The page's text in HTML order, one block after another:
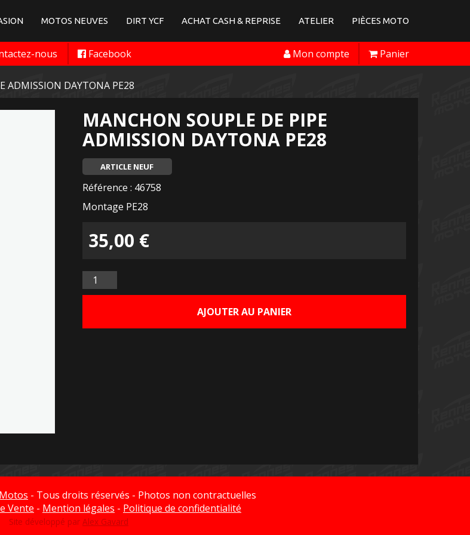
MOTOS NEUVES DIRT YCF ACHAT CASH & REPRISE ATELIER PIÈCES MOTO
nous Facebook Panier
Mon compte
ADMISSION DAYTONA PE28
MANCHON SOUPLE DE PIPE
ADMISSION DAYTONA PE28
ARTICLE NEUF
Référence : 46758
Montage PE28
35,00 €
Quantité
AJOUTER AU PANIER
- Tous droits réservés - Photos non contractuelles
Vente - Mention légales - Politique de confidentialité
Site développé par Alex Gavard